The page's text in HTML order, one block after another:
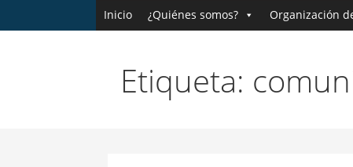
Inicio ¿Quiénes somos? Organización
Etiqueta: